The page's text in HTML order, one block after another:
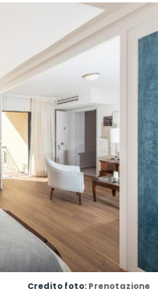
Credito foto: Prenotazione